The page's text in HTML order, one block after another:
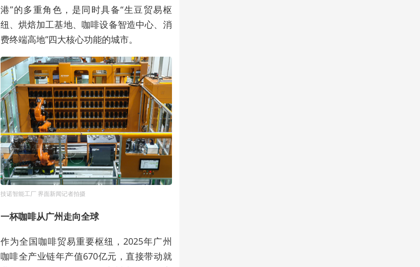
港”的多重角色，是同时具备“生豆贸易枢
纽、烘焙加工基地、咖啡设备智造中心、消
费终端高地”四大核心功能的城市。
技诺智能工厂 界面新闻记者拍摄
一杯咖啡从广州走向全球
作为全国咖啡贸易重要枢纽，2025年广州
咖啡全产业链年产值670亿元，直接带动就